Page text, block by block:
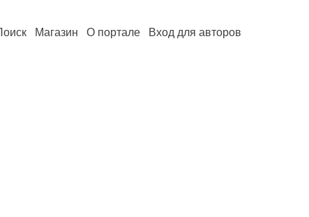
Магазин О портале Вход для авторов